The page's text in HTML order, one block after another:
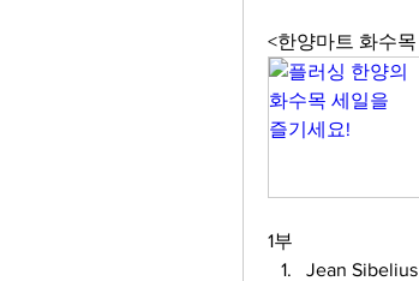
<한양마트 화수
1부
Jean Sibelius